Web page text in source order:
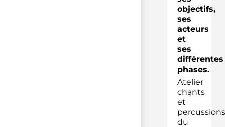
objectifs,
ses
acteurs
et
ses
différentes
phases.
Atelier
chants
et
percussions
du